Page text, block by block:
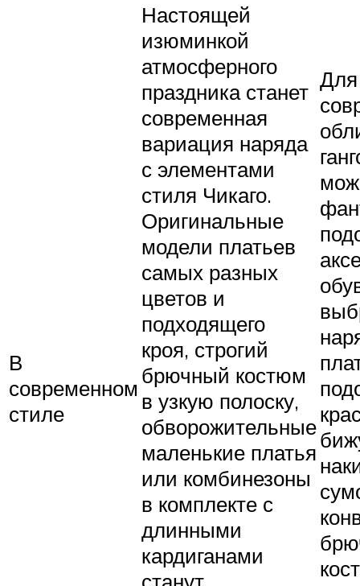
В
современном
стиле
Настоящей
изюминкой
атмосферного
праздника станет
современная
вариация наряда
с элементами
стиля Чикаго.
Оригинальные
модели платьев
самых разных
цветов и
подходящего
кроя, строгий
брючный костюм
в узкую полоску,
обворожительные
маленькие платья
или комбинезоны
в комплекте с
длинными
кардиганами
Для